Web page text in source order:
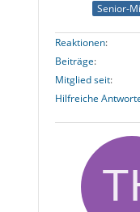
Senior-
Reaktionen
Beiträge
Mitglied seit
Hilfreiche